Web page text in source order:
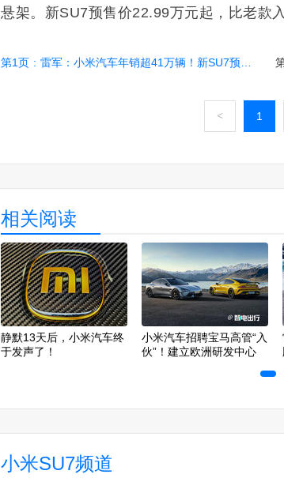
悬架。新SU7预售价22.99万元起，比老款
第1页 : 雷军：小米汽车年销超41万辆！新SU7预计4月上市
< 1
相关阅读
静默13天后，小米汽车终
于发声了！
小米汽车招聘宝马高管“入
伙”！建立欧洲研发中心
小米SU7频道